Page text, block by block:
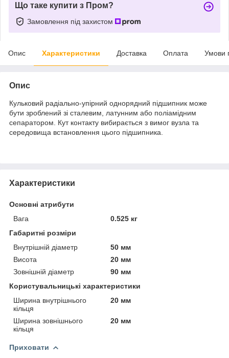
Що таке купити з Пром?
Замовлення під захистом
Опис Характеристики Доставка Оплата Умови
Опис
Кульковий радіально-упірний однорядний підшипник може
бути зроблений зі сталевим, латунним або поліамідним
сепаратором. Кут контакту вибирається з вимог вузла та
середовища встановлення цього підшипника.
Характеристики
Основні атрибути
Вага
0.525 кг
Габаритні розміри
Внутрішній діаметр
50 мм
Висота
20 мм
Зовнішній діаметр
90 мм
Користувальницькі характеристики
Ширина внутрішнього
кільця
20 мм
Ширина зовнішнього
кільця
20 мм
Приховати